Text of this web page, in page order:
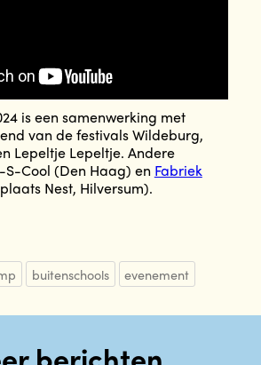
is een samenwerking met
van de festivals Wildeburg,
Lepeltje Lepeltje. Andere
Cool (Den Haag) en Fabriek
Nest, Hilversum).
buitenschools evenement